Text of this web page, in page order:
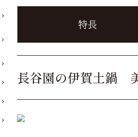
特長
長谷園の伊賀土鍋